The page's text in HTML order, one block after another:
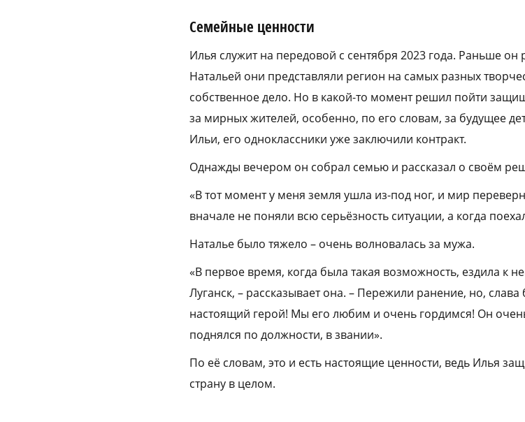
Семейные ценности
Илья служит на передовой с сентября 2023 года. Раньше он
Натальей они представляли регион на самых разных
собственное дело. Но в какой-то момент решил пойти
за мирных жителей, особенно, по его словам, за будущее
Ильи, его одноклассники уже заключили контракт.
Однажды вечером он собрал семью и рассказал о своём
«В тот момент у меня земля ушла из-под ног, и мир
вначале не поняли всю серьёзность ситуации, а когда
Наталье было тяжело – очень волновалась за мужа.
«В первое время, когда была такая возможность, ездила к
Луганск, – рассказывает она. – Пережили ранение, но,
настоящий герой! Мы его любим и очень гордимся! Он
поднялся по должности, в звании».
По её словам, это и есть настоящие ценности, ведь Илья
страну в целом.